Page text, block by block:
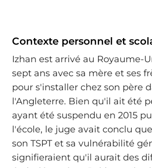
Contexte personnel et
Izhan est arrivé au Royaume-
sept ans avec sa mère et ses
pour s'installer chez son père
l'Angleterre. Bien qu'il ait été
ayant été suspendu en 2015
l'école, le juge avait conclu
son TSPT et sa vulnérabilité
signifieraient qu'il aurait des